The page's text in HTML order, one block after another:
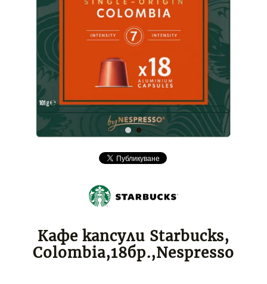
Кафе капсули Starbucks,
Colombia,18бр.,Nespresso